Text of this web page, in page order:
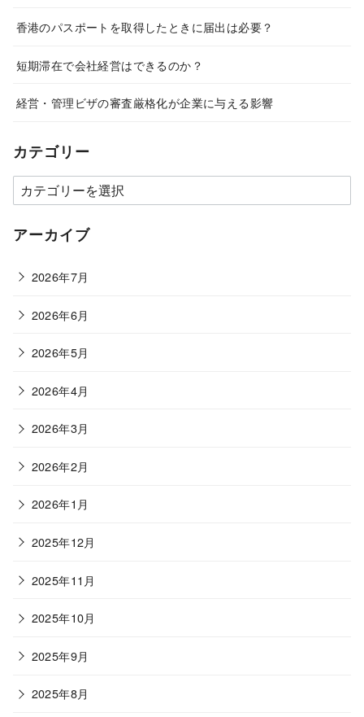
香港のパスポートを取得したときに届出は必要？
短期滞在で会社経営はできるのか？
経営・管理ビザの審査厳格化が企業に与える影響
カテゴリー
カ
テ
ゴ
ー
アーカイブ
2026年7月
2026年6月
2026年5月
2026年4月
2026年3月
2026年2月
2026年1月
2025年12月
2025年11月
2025年10月
2025年9月
2025年8月